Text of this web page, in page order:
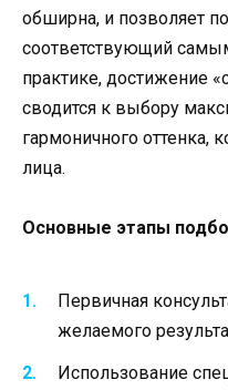
обширна, и позволяет
соответствующий
практике, достижение
сводится к выбору
гармоничного оттенка,
лица.
Основные этапы
Первичная
желаемого
Использование